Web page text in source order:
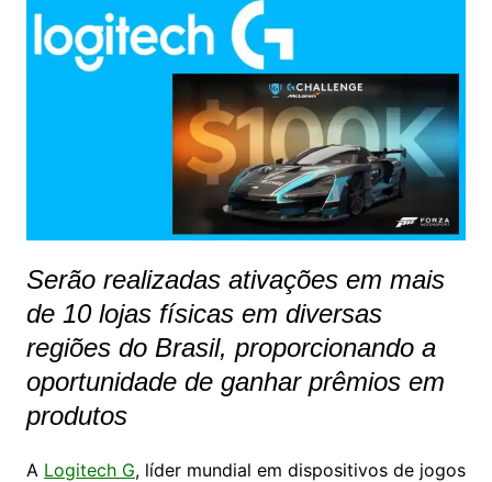
Serão realizadas ativações em mais
de 10 lojas físicas em diversas
regiões do Brasil, proporcionando a
oportunidade de ganhar prêmios em
produtos
A Logitech G, líder mundial em dispositivos de jogos